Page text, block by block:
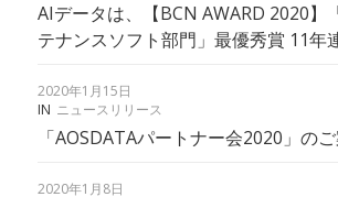
AIデータは、【BCN AWARD 2020】
テナンスソフト部門」最優秀賞 11年
2020年1月15日
IN ニュースリリース
「AOSDATAパートナー会2020」の
2020年1月8日